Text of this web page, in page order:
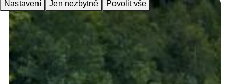
Nastavení Jen nezbytné Povolit vše